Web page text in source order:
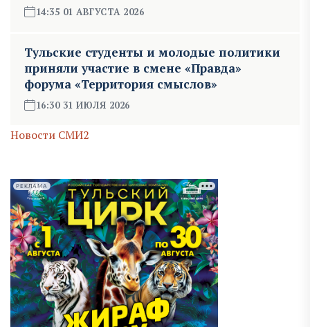
14:35 01 АВГУСТА 2026
Тульские студенты и молодые политики
приняли участие в смене «Правда»
форума «Территория смыслов»
16:30 31 ИЮЛЯ 2026
Новости СМИ2
РЕКЛАМА